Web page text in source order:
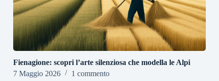
Fienagione: scopri l’arte silenziosa che modella le Alpi
7 Maggio 2026
1 commento